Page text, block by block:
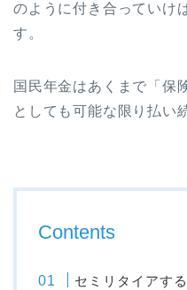
のように付き合っていけ
す。
国民年金はあくまで「保
としても可能な限り払い
Contents
セミリタイアす